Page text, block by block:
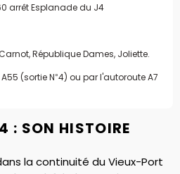
arrêt Esplanade du J4
République Dames, Joliette.
(sortie N°4) ou par l'autoroute A7
: SON HISTOIRE
la continuité du Vieux-Port